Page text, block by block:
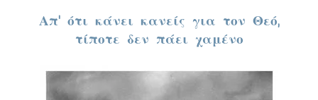
Απ’ ότι κάνει κανείς για τον Θεό,
τίποτε δεν πάει χαμένο